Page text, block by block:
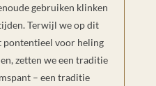
gebruiken klinken
Terwijl we op dit
pontentieel voor heling
zetten we een traditie
– een traditie